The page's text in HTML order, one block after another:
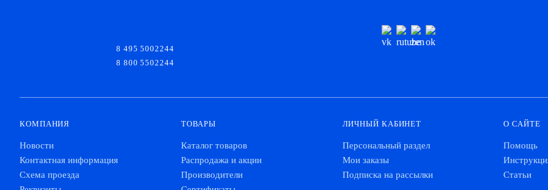
8 495 5002244
8 800 5502244
КОМПАНИЯ
Новости
Контактная информация
Схема проезда
ТОВАРЫ
Каталог товаров
Распродажа и акции
Производители
ЛИЧНЫЙ КАБИНЕТ
Персональный раздел
Мои заказы
Подписка на рассылки
О САЙТЕ
Помощь
Статьи